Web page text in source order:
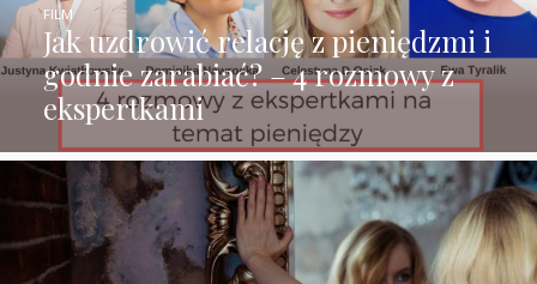
Jak uzdrowić relację z pieniędzmi i
godnie zarabiać? – 4 rozmowy z
ekspertkami
FILM